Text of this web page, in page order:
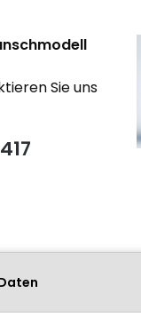
Sie uns